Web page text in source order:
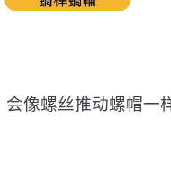
像螺丝推动螺帽一